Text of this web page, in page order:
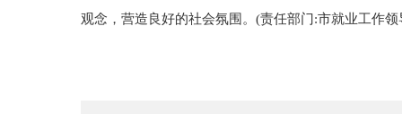
观念，营造良好的社会氛围。(责任部门:市就业工作